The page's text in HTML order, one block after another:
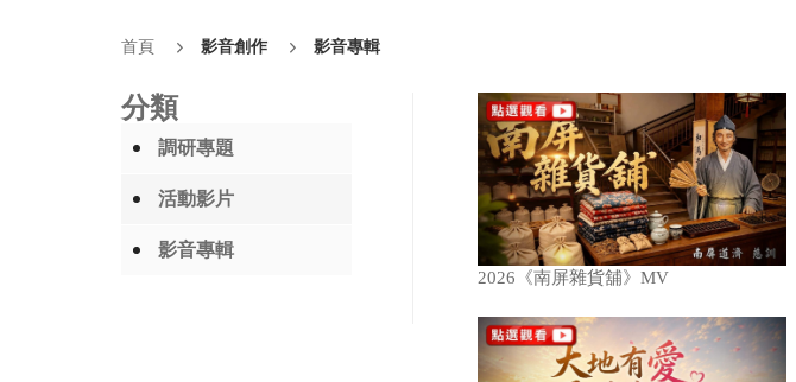
首頁 影音創作 影音專輯
分類
調研專題
活動影片
影音專輯
2026《南屏雜貨舖》MV